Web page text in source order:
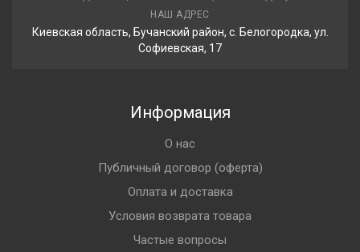
НАШ АДРЕС
Киевская область, Бучанский район, с. Белогородка, ул.
Софиевская, 17
Информация
О нас
Публичный договор (оферта)
Оплата и доставка
Условия возврата товара
Частые вопросы